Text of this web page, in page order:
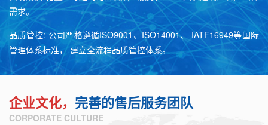
需求。
品质管控: 公司严格遵循ISO9001、ISO14001、 IATF16949等国际
管理体系标准， 建立全流程品质管控体系。
企业文化， 完善的售后服务团队
CORPORATE CULTURE